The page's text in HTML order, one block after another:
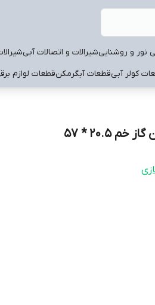
نور و روشناییشیرالات و اتصالات آبی
کولر آبیقطعات آبگرمکنقطعات لوازم
20.5 * 57